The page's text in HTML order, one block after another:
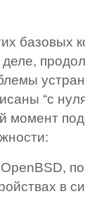
базовых
“с
момент
OpenBSD,
в